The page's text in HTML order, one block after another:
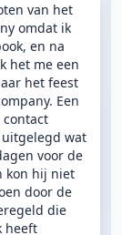
van het
omdat ik
en na
het me een
het feest
Een
wat
voor de
kon hij niet
door de
die
heeft